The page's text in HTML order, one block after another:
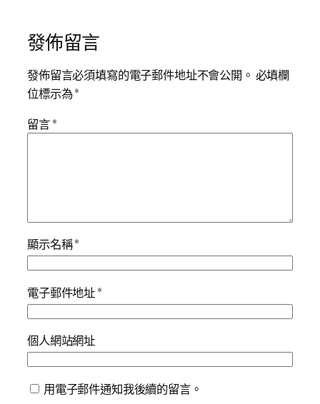
發佈留言
發佈留言必須填寫的電子郵件地址不會公開。 必填欄
位標示為*
留言*
顯示名稱*
電子郵件地址*
個人網站網址
用電子郵件通知我後續的留言。